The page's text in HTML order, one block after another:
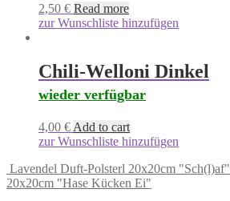
2,50 € Read more
zur Wunschliste hinzufügen
Chili-Welloni Dinkel
wieder verfügbar
4,00 € Add to cart
zur Wunschliste hinzufügen
Lavendel Duft-Polsterl 20x20cm "Sch(l)af"
20x20cm "Hase Kücken Ei"